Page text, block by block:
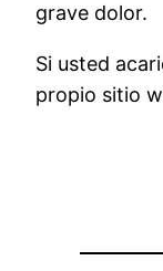
grave dolor.
Si usted
propio sitio